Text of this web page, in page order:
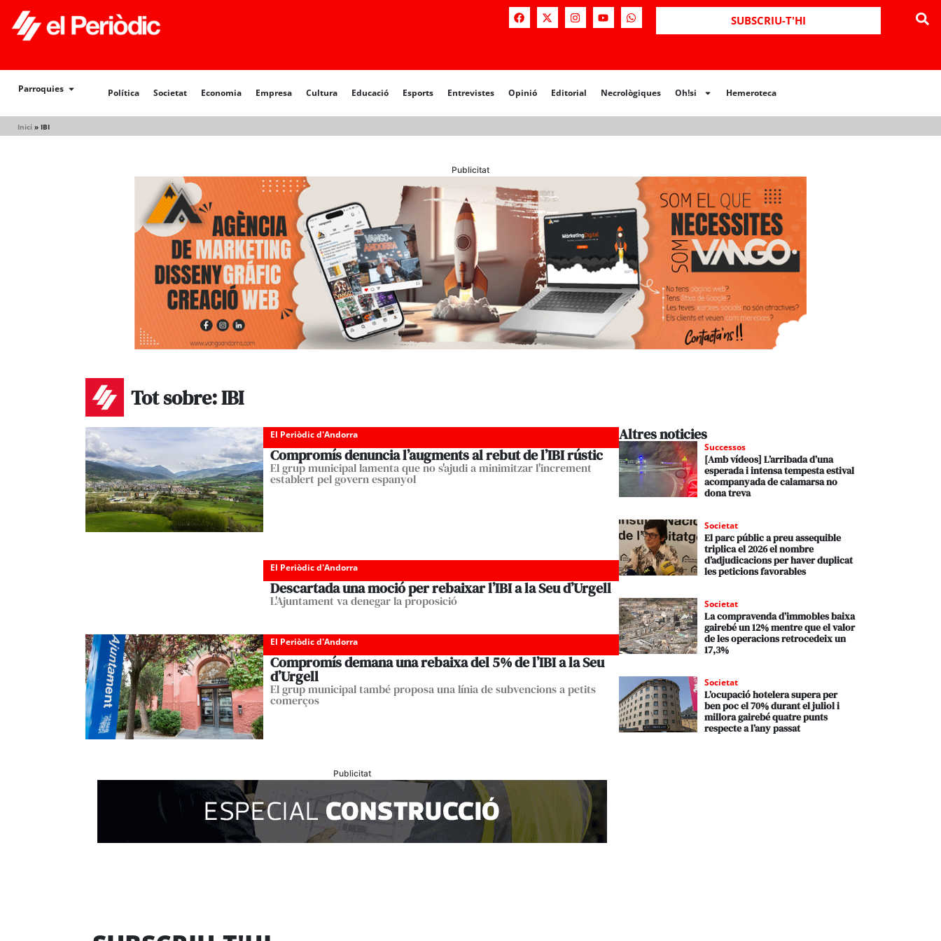
SUBSCRIU-T'HI
Parroquies Política Societat Economia Empresa Cultura Educació Esports Entrevistes Opinió Editorial Necrològiques Oh!si Hemeroteca
Inici » IBI
Política Societat Opinió Editorial Necrològiques Hemeroteca
Publicitat
Tot sobre: IBI
El Periòdic d'Andorra
Compromís denuncia l’augments al rebut de l’IBI rústic
El grup municipal lamenta que no s'ajudi a minimitzar l'increment
establert pel govern espanyol
El Periòdic d'Andorra
Descartada una moció per rebaixar l’IBI a la Seu d’Urgell
L'Ajuntament va denegar la proposició
El Periòdic d'Andorra
Compromís demana una rebaixa del 5% de l’IBI a la Seu
d’Urgell
El grup municipal també proposa una línia de subvencions a petits
comerços
Publicitat
Altres noticies
Successos
[Amb vídeos] L’arribada d’una
esperada i intensa tempesta estival
acompanyada de calamarsa no
dona treva
Societat
El parc públic a preu assequible
triplica el 2026 el nombre
d’adjudicacions per haver duplicat
les peticions favorables
Societat
La compravenda d’immobles baixa
gairebé un 12% mentre que el valor
de les operacions retrocedeix un
17,3%
Societat
L’ocupació hotelera supera per
ben poc el 70% durant el juliol i
millora gairebé quatre punts
respecte a l’any passat